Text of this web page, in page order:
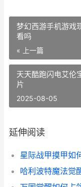
梦幻西游手机游戏
看吗
« 上一篇
天天酷跑闪电艾伦
片
2025-08-05
延伸阅读
星际战甲摸甲如